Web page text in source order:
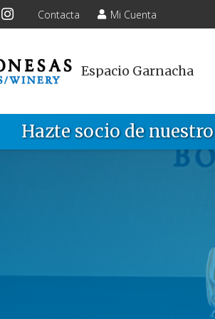
Contacta Mi Cuenta
Espacio Garnacha
Hazte socio de